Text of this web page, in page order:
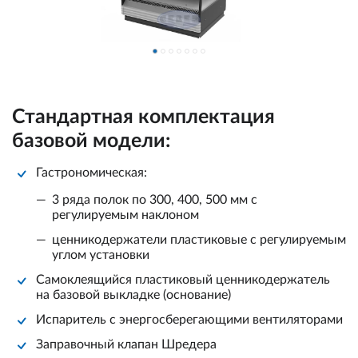
Стандартная комплектация
базовой модели:
Гастрономическая:
3 ряда полок по 300, 400, 500 мм с
регулируемым наклоном
ценникодержатели пластиковые с регулируемым
углом установки
Самоклеящийся пластиковый ценникодержатель
на базовой выкладке (основание)
Испаритель с энергосберегающими вентиляторами
Заправочный клапан Шредера